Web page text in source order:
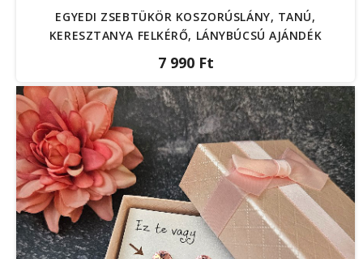
EGYEDI ZSEBTÜKÖR KOSZORÚSLÁNY, TANÚ,
KERESZTANYA FELKÉRŐ, LÁNYBÚCSÚ AJÁNDÉK
7 990 Ft